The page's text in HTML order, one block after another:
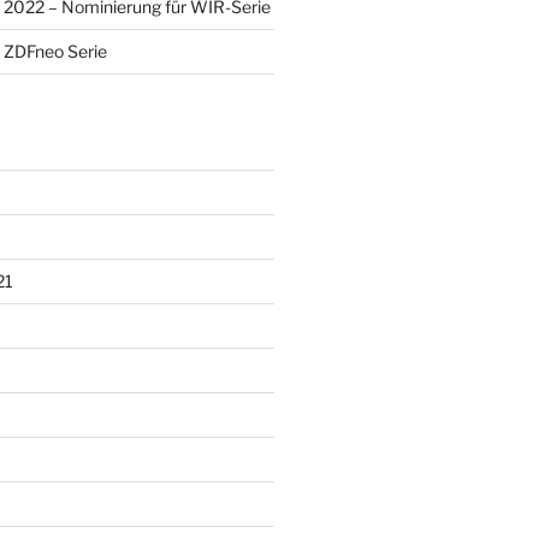
– Nominierung für WIR-Serie
Serie